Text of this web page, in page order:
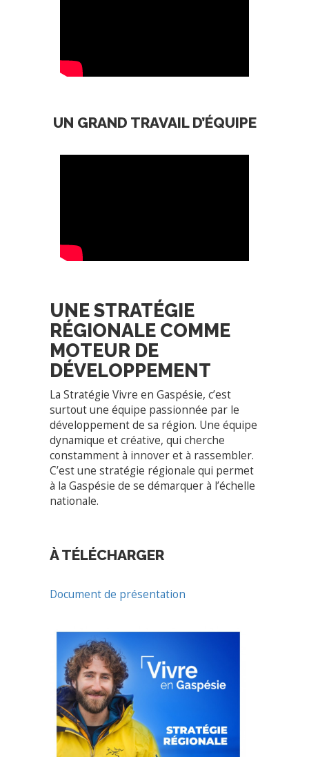
UN GRAND TRAVAIL D’ÉQUIPE
UNE STRATÉGIE
RÉGIONALE COMME
MOTEUR DE
DÉVELOPPEMENT
La Stratégie Vivre en Gaspésie, c’est
surtout une équipe passionnée par le
développement de sa région. Une équipe
dynamique et créative, qui cherche
constamment à innover et à rassembler.
C’est une stratégie régionale qui permet
à la Gaspésie de se démarquer à l’échelle
nationale.
À TÉLÉCHARGER
Document de présentation